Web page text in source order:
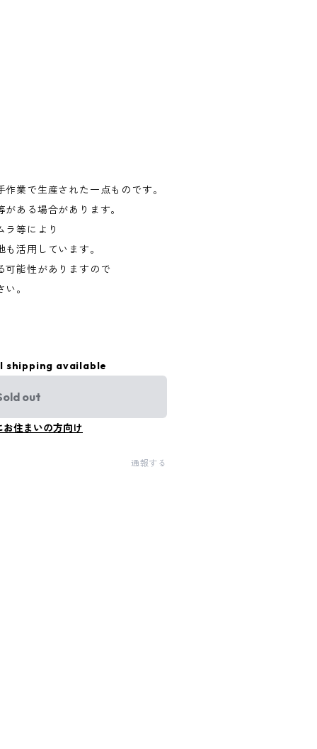
業で生産された一点ものです。
ある場合があります。
ラ等により
活用しています。
可能性がありますので
。
shipping available
out
お住まいの方向け
通報する